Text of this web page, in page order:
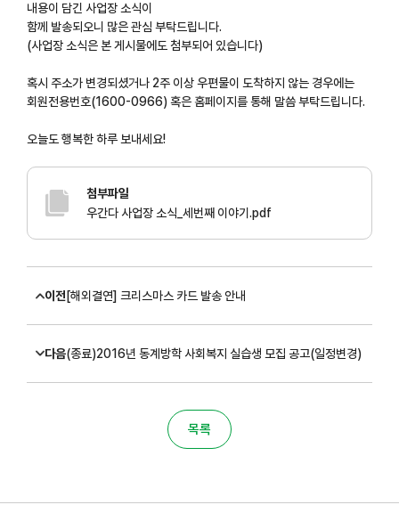
내용이 담긴 사업장 소식이
함께 발송되오니 많은 관심 부탁드립니다.
(사업장 소식은 본 게시물에도 첨부되어 있습니다)
혹시 주소가 변경되셨거나 2주 이상 우편물이 도착하지 않는 경우에는
회원전용번호(1600-0966) 혹은 홈페이지를 통해 말씀 부탁드립니다.
오늘도 행복한 하루 보내세요!
첨부파일
우간다 사업장 소식_세번째 이야기.pdf
이전 [해외결연] 크리스마스 카드 발송 안내
다음(종료)2016년 동계방학 사회복지 실습생 모집 공고(일정변경)
목록